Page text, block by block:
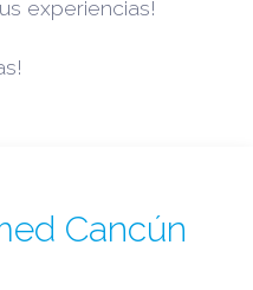
experiencias!
Cancún